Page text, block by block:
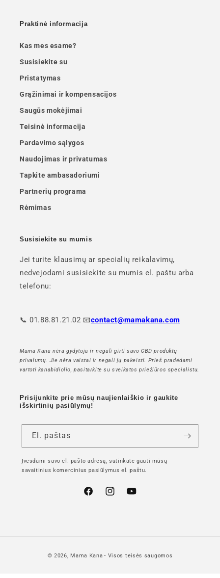
Praktinė informacija
Kas mes esame?
Susisiekite su
Pristatymas
Grąžinimai ir kompensacijos
Saugūs mokėjimai
Teisinė informacija
Pardavimo sąlygos
Naudojimas ir privatumas
Tapkite ambasadoriumi
Partnerių programa
Rėmimas
Susisiekite su mumis
Jei turite klausimų ar specialių reikalavimų,
nedvejodami susisiekite su mumis el. paštu arba
telefonu:
📞 01.88.81.21.02 📧contact@mamakana.com
Mama Kana nėra gydytoja ir negali girti savo CBD produktų
privalumų. Jie nėra vaistai ir negali jų pakeisti. Prieš pradėdami
vartoti kanabidiolio, pasitarkite su sveikatos priežiūros specialistu.
Prisijunkite prie mūsų naujienlaiškio ir gaukite
išskirtinių pasiūlymų!
El. paštas
Įvesdami savo el. pašto adresą, sutinkate gauti mūsų
savaitinius komercinius pasiūlymus el. paštu.
"Facebook""Instagram""YouTube"
© 2026, Mama Kana - Visos teisės saugomos